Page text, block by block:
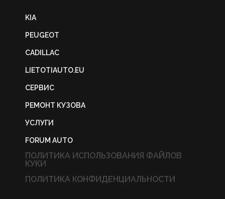
KIA
PEUGEOT
CADILLAC
LIETOTIAUTO.EU
СЕРВИС
РЕМОНТ КУЗОВА
УСЛУГИ
FORUM AUTO
ПОЛИТИКА ИСПОЛЬЗОВАНИЯ ФАЙЛОВ
КУКИ
ПОЛИТИКА КОНФИДЕНЦИАЛЬНОСТИ